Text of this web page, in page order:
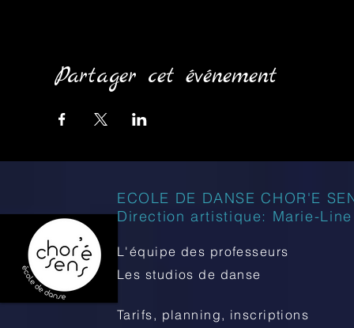
Partager cet événement
ECOLE DE DANSE CHOR'E
Direction artistique: Marie-
L'équipe des professeurs
Les studios de danse
Tarifs, planning, inscriptions